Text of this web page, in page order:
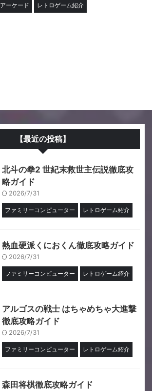
アーケード レトロゲーム紹介
【最近の投稿】
北斗の拳2 世紀末救世主伝説徹底攻
略ガイド
2026/7/31
ファミリーコンピューター レトロゲーム紹介
熱血硬派くにおくん徹底攻略ガイド
2026/7/31
ファミリーコンピューター レトロゲーム紹介
アルゴスの戦士 はちゃめちゃ大進撃
徹底攻略ガイド
2026/7/31
ファミリーコンピューター レトロゲーム紹介
森田将棋徹底攻略ガイド